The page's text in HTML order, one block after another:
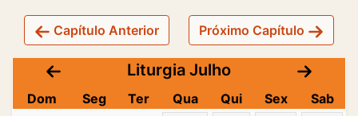
Capítulo Anterior Próximo Capítulo
Liturgia Julho
Dom Seg Ter Qua Qui Sex
Sab